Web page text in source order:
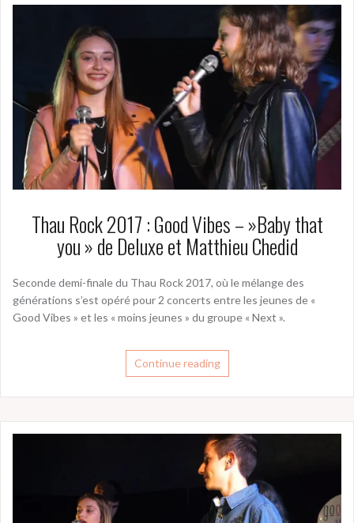
Thau Rock 2017 : Good Vibes – »Baby that
you » de Deluxe et Matthieu Chedid
Seconde demi-finale du Thau Rock 2017, où le mélange des
générations s’est opéré pour 2 concerts entre les jeunes de «
Good Vibes » et les « moins jeunes » du groupe « Next ».
Continue reading